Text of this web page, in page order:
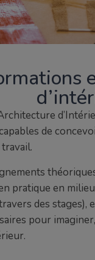
de
pratique en
des stages),
pour